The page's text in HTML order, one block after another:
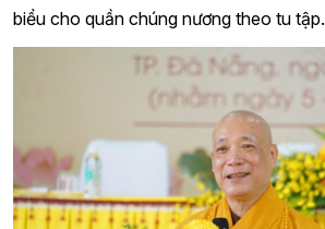
biểu cho quần chúng nương theo tu tập.